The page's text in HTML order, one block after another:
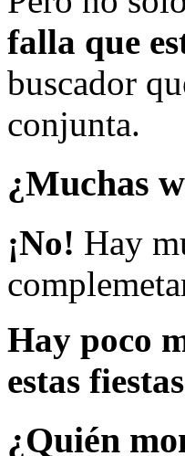
falla que
buscador
conjunta.
¿Muchas
¡No! Hay
Hay poco
estas
¿Quién